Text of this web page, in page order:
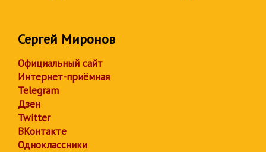
Сергей Миронов
Официальный сайт
Интернет-приёмная
Telegram
Дзен
Twitter
ВКонтакте
Одноклассники